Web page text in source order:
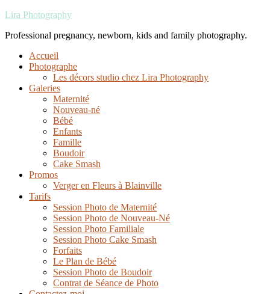
Lira Photography
Professional pregnancy, newborn, kids and family photography.
Accueil
Photographe
Les décors studio chez Lira Photography
Galeries
Maternité
Nouveau-né
Bébé
Enfants
Famille
Boudoir
Cake Smash
Promos
Verger en Fleurs à Blainville
Tarifs
Session Photo de Maternité
Session Photo de Nouveau-Né
Session Photo Familiale
Session Photo Cake Smash
Forfaits
Le Plan de Bébé
Session Photo de Boudoir
Contrat de Séance de Photo